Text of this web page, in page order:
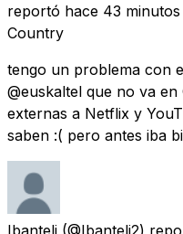
reportó hace 43 minutos
Country
tengo un problema con
@euskaltel que no va
externas a Netflix y
saben :( pero antes iba
Ibanteli (@Ibanteli2)